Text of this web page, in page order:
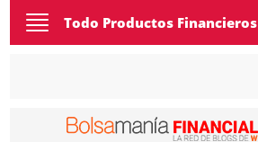
Toggle
navigation
Todo Productos Financieros